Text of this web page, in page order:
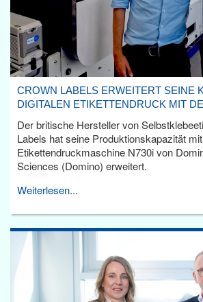
CROWN LABELS ERWEITERT SEINE
DIGITALEN ETIKETTENDRUCK MIT
Der britische Hersteller von
Labels hat seine Produktionskapazität
Etikettendruckmaschine N730i von
Sciences (Domino) erweitert.
Weiterlesen...